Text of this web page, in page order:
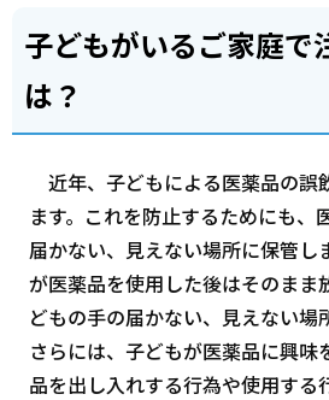
子どもがいるご家庭で
は？
近年、子どもによる医薬品の誤
ます。これを防止するためにも、
届かない、見えない場所に保管し
が医薬品を使用した後はそのまま
どもの手の届かない、見えない場
さらには、子どもが医薬品に興味
品を出し入れする行為や使用する